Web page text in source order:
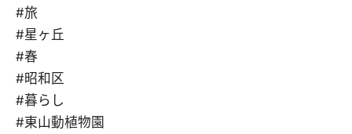
#旅
#星ヶ丘
#春
#昭和区
#暮らし
#東山動植物園